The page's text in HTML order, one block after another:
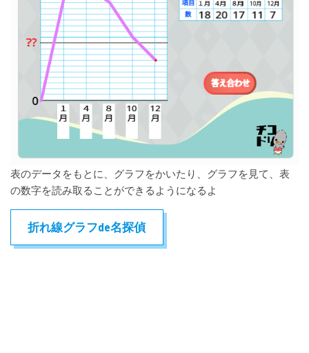
表のデータをもとに、グラフをかいたり、グラフを見て、表
の数字を読み取ることができるようになるよ
折れ線グラフde名探偵